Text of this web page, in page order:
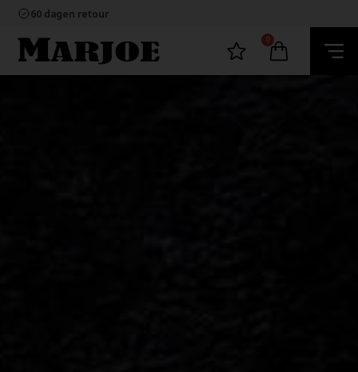
60 dagen retour
Ecommerce Europe
100% nikkelvrij sieraden
60 dagen retour
0